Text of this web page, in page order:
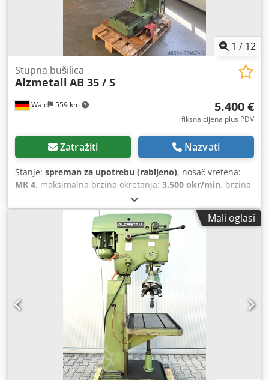
1 / 12
Wald 559 km
Stupna bušilica
Alzmetall AB 35 / S
5.400 €
fiksna cijena plus PDV
Zatražiti Nazvati
Stanje: spreman za upotrebu (rabljeno), nosač vretena:
MK 4, maksimalna brzina okretanja: 3.500 okr/min, brzina
, dubina grla:
AB 35 / S – stolna bušilica / stupna bušilica Hod stezne
glave: 180 mm Izlaz: 300 mm Stezna glava: MK 4 Bušilica:
3-16 mm Varijabilna brzina: 130 - 3500 o/min Pomak: 0,1 -
0,2 - 0,3 mm/min Uređaj za navijanje navoja Jedinica za
hlađenje Stezna čeljust Slobodno nas posjetite i pogledajte
stroj. Rado ćemo vam organizirati povoljan prijevoz!
Credpfx Akjzqy I Tsasf Dobit ćete uredan račun. Za strane
kupce može se izraditi i neto račun. Preduvjet je važeći PDV
identifikacijski broj. Zadržavamo pravo na prodaju prije
najavljenog. Posjetite našu trgovinu i pogledajte i ostale
ponude. Navedena imena tvrtki i zaštitni znakovi vlasništvo
su njihovih vlasnika i služe samo za identifikaciju i opis
proizvoda. Moguće su odstupanja od tehničkih podataka,
kao i pogreške u opisu proizvoda, te se zadržava pravo na
Mali oglasi